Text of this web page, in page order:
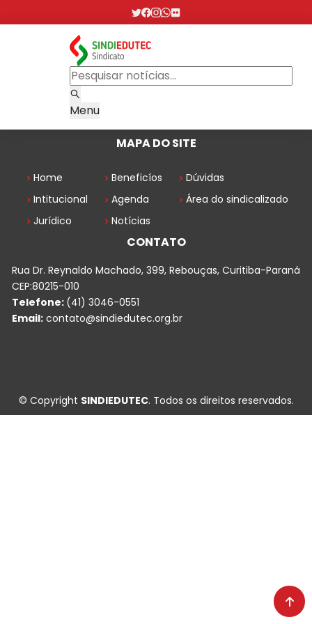
Menu
MAPA DO SITE
Home
Intitucional
Jurídico
Beneficíos
Agenda
Notícias
Dúvidas
Área do sindicalizado
CONTATO
Rua Dr. Reynaldo Machado, 399, Rebouças, Curitiba-Paraná
CEP:80215-010
Telefone: (41) 3046-0551
Email: contato@sindiedutec.org.br
© Copyright SINDIEDUTEC. Todos os direitos reservados.